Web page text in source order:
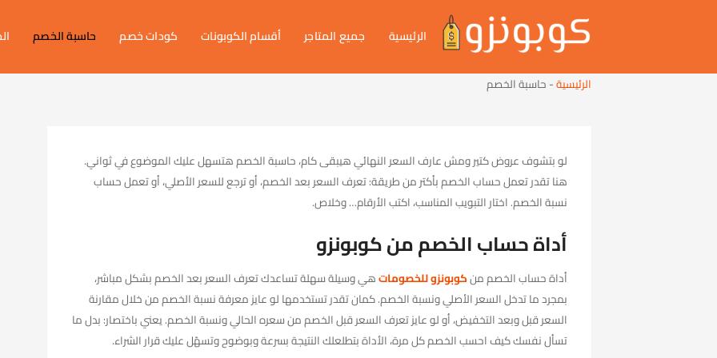
الرئيسية جميع المتاجر أقسام الكوبونات كودات خصم حاسبة الخصم
الرئيسية-حاسبة الخصم
لو بتشوف عروض كتير ومش عارف السعر النهائي هيبقى كام، حاسبة الخصم هتسهل عليك الموضوع في ثواني.
هنا تقدر تعمل حساب الخصم بأكتر من طريقة: تعرف السعر بعد الخصم، أو ترجع للسعر الأصلي، أو تعمل حساب
نسبة الخصم. اختار التبويب المناسب، اكتب الأرقام… وخلاص.
أداة حساب الخصم من كوبونزو
أداة حساب الخصم منكوبونزو للخصوماتهي وسيلة سهلة تساعدك تعرف السعر بعد الخصم بشكل مباشر،
بمجرد ما تدخل السعر الأصلي ونسبة الخصم. كمان تقدر تستخدمها لو عايز معرفة نسبة الخصم من خلال مقارنة
السعر قبل وبعد التخفيض، أو لو عايز تعرف السعر قبل الخصم من سعره الحالي ونسبة الخصم. يعني باختصار: بدل ما
تسأل نفسك كيف احسب الخصم كل مرة، الأداة بتطلعلك النتيجة بسرعة وبوضوح وتسهّل عليك قرار الشراء.